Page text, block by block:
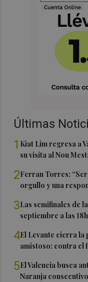
Últimas
1 Kiat Lim regresa a
su visita al Nou
2Ferran Torres:
orgullo y una
3Las semifinales de
septiembre a las
4El Levante cierra la
amistoso: contra el
5El Valencia busca
Naranja